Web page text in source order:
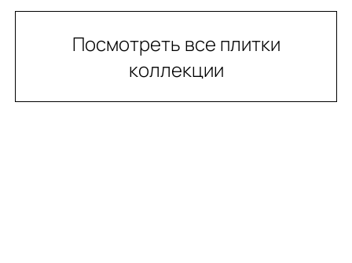
Посмотреть все плитки
коллекции